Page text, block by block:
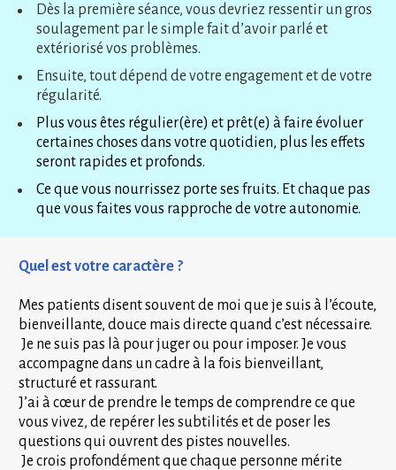
Dès la première séance, vous devriez ressentir un gros
soulagement par le simple fait d’avoir parlé et
extériorisé vos problèmes.
Ensuite, tout dépend de votre engagement et de votre
régularité.
Plus vous êtes régulier(ère) et prêt(e) à faire évoluer
certaines choses dans votre quotidien, plus les effets
seront rapides et profonds.
Ce que vous nourrissez porte ses fruits. Et chaque pas
que vous faites vous rapproche de votre autonomie.
Quel est votre caractère ?
Mes patients disent souvent de moi que je suis à l’écoute,
bienveillante, douce mais directe quand c’est nécessaire.
Je ne suis pas là pour juger ou pour imposer. Je vous
accompagne dans un cadre à la fois bienveillant,
structuré et rassurant.
J’ai à cœur de prendre le temps de comprendre ce que
vous vivez, de repérer les subtilités et de poser les
questions qui ouvrent des pistes nouvelles.
Je crois profondément que chaque personne mérite